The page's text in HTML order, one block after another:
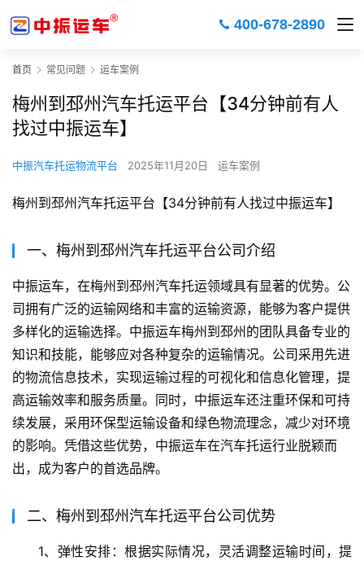
400-678-2890
首页 常见问题 运车案例
梅州到邳州汽车托运平台【34分钟前有人
找过中振运车】
中振汽车托运物流平台 2025年11月20日 运车案例
梅州到邳州汽车托运平台【34分钟前有人找过中振运车】
一、梅州到邳州汽车托运平台公司介绍
中振运车，在梅州到邳州汽车托运领域具有显著的优势。公
司拥有广泛的运输网络和丰富的运输资源，能够为客户提供
多样化的运输选择。中振运车梅州到邳州的团队具备专业的
知识和技能，能够应对各种复杂的运输情况。公司采用先进
的物流信息技术，实现运输过程的可视化和信息化管理，提
高运输效率和服务质量。同时，中振运车还注重环保和可持
续发展，采用环保型运输设备和绿色物流理念，减少对环境
的影响。凭借这些优势，中振运车在汽车托运行业脱颖而
出，成为客户的首选品牌。
二、梅州到邳州汽车托运平台公司优势
1、弹性安排：根据实际情况，灵活调整运输时间，提